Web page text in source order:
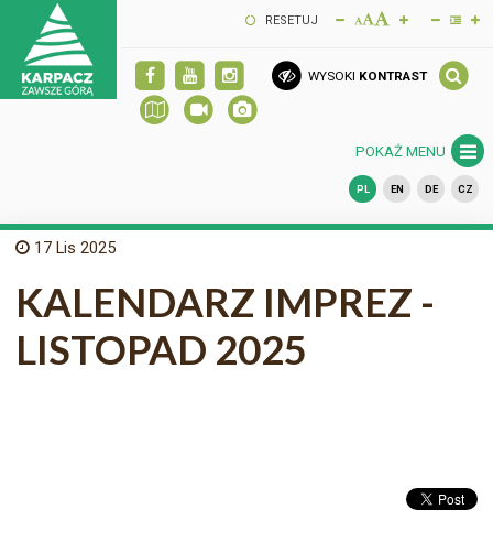
RESETUJ
WYSOKI KONTRAST
POKAŻ MENU
PL EN DE CZ
17 Lis 2025
KALENDARZ IMPREZ -
LISTOPAD 2025